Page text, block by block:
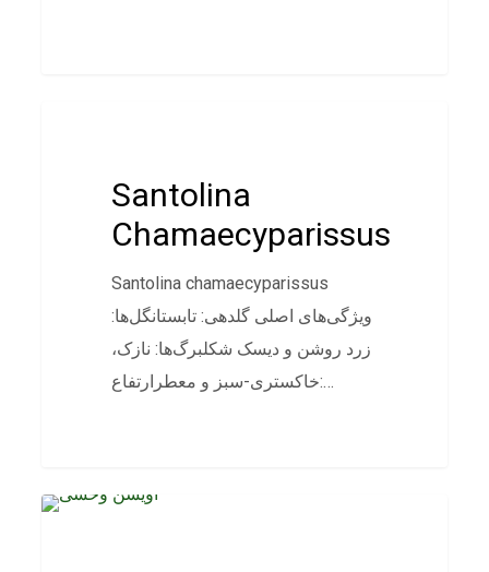
Santolina
Chamaecyparissus
Santolina chamaecyparissus
ویژگی‌های اصلی گلدهی: تابستانگل‌ها:
زرد روشن و دیسک شکلبرگ‌ها: نازک،
خاکستری-سبز و معطرارتفاع:…